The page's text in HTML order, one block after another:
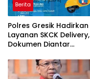
Berita
Polres Gresik Hadirkan
Layanan SKCK Delivery,
Dokumen Diantar
Pemohon